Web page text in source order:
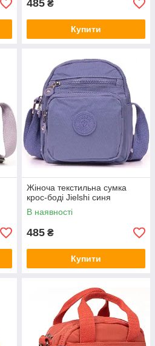
485 ₴
Купити
Жіноча текстильна сумка
крос-боді Jielshi синя
В наявності
485 ₴
Купити